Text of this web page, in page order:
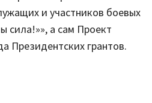
и участников боевых
сила!»», а сам Проект
Президентских грантов.